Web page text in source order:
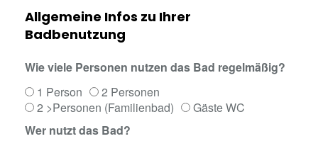
Allgemeine Infos zu Ihrer
Badbenutzung
Wie viele Personen nutzen das Bad regelmäßig?
1 Person
2 Personen
2 >Personen (Familienbad)
Gäste WC
Wer nutzt das Bad?